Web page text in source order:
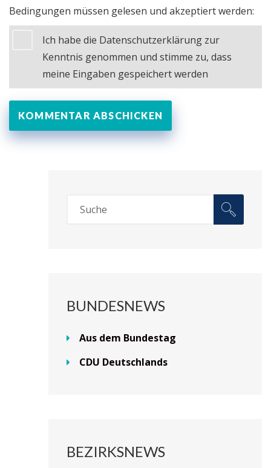
Bedingungen müssen gelesen und akzeptiert werden:
Ich habe die Datenschutzerklärung zur
Kenntnis genommen und stimme zu, dass
meine Eingaben gespeichert werden
BUNDESNEWS
Aus dem Bundestag
CDU Deutschlands
BEZIRKSNEWS